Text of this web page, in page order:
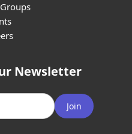
Newsletter
Join